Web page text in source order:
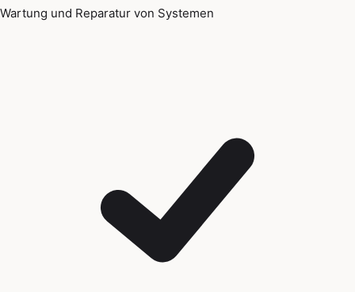
Wartung und Reparatur von Systemen